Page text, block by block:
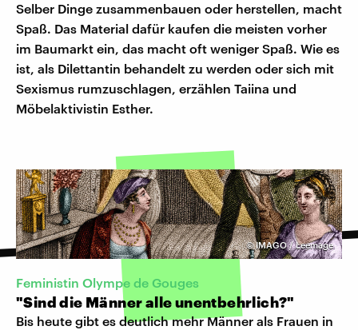
Selber Dinge zusammenbauen oder herstellen, macht
Spaß. Das Material dafür kaufen die meisten vorher
im Baumarkt ein, das macht oft weniger Spaß. Wie es
ist, als Dilettantin behandelt zu werden oder sich mit
Sexismus rumzuschlagen, erzählen Taiina und
Möbelaktivistin Esther.
©IMAGO / Leemage
Feministin Olympe de Gouges
"Sind die Männer alle unentbehrlich?"
Bis heute gibt es deutlich mehr Männer als Frauen in